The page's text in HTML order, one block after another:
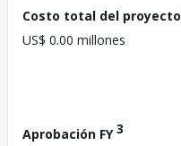
Costo total del proyecto
US$ 0.00 millones
Aprobación FY3